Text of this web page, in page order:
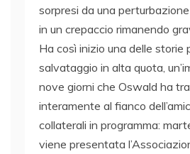
sorpresi da una
in un crepaccio rimanendo
Ha così inizio una delle storie
salvataggio in alta quota,
nove giorni che Oswald ha
interamente al fianco
collaterali in programma:
viene presentata